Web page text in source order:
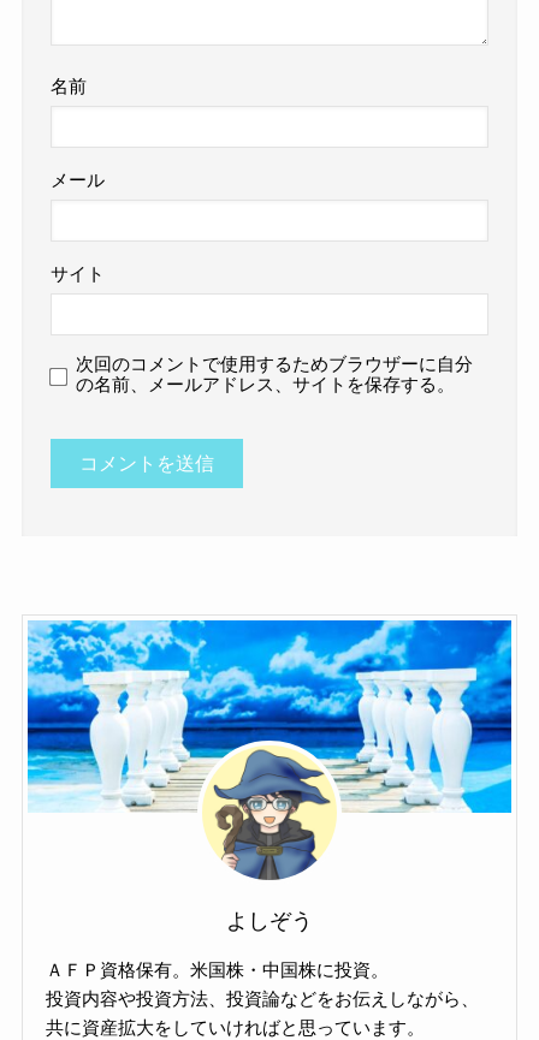
名前
メール
サイト
次回のコメントで使用するためブラウザーに自分
の名前、メールアドレス、サイトを保存する。
よしぞう
ＡＦＰ資格保有。米国株・中国株に投資。
投資内容や投資方法、投資論などをお伝えしながら、
共に資産拡大をしていければと思っています。